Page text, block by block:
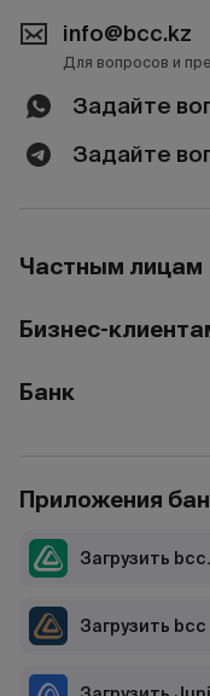
info@bcc.kz
Для вопросов и
Задайте
Задайте
Частным лицам
Бизнес-
Банк
Приложения
Загрузить
Загрузить